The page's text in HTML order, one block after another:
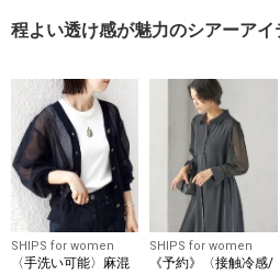
程よい透け感が魅力のシアーアイ
SHIPS for women
〈手洗い可能〉麻混
SHIPS for women
《予約》〈接触冷感/